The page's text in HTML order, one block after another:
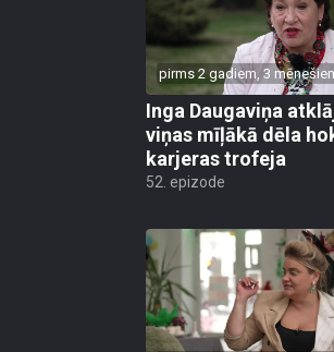
pirms 2 gadiem, 3
Inga Daugaviņa
viņas mīļākā dēla
karjeras trofeja
52. epizode